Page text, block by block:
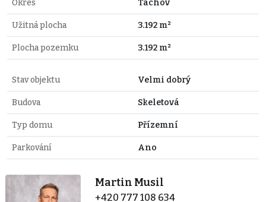
Okres Tachov
Užitná plocha 3.192 m²
Plocha pozemku 3.192 m²
Stav objektu Velmi dobrý
Budova Skeletová
Typ domu Přízemní
Parkování Ano
Martin Musil
+420 777 108 634